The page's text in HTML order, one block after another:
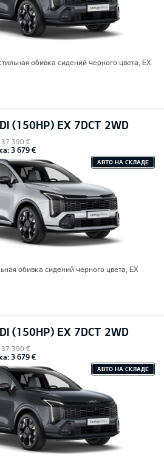
обивка сидений черного цвета, EX
(150HP) EX 7DCT 2WD
37 390 €
3 679 €
АВТО НА СКЛАДЕ
обивка сидений черного цвета, EX
(150HP) EX 7DCT 2WD
37 390 €
3 679 €
АВТО НА СКЛАДЕ